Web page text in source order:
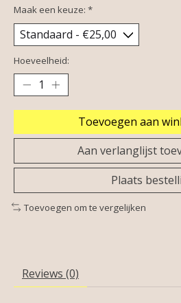
Maak een keuze: *
Hoeveelheid:
Toevoegen aan
Aan verlanglijst
Plaats
Toevoegen om te vergelijken
Reviews (0)